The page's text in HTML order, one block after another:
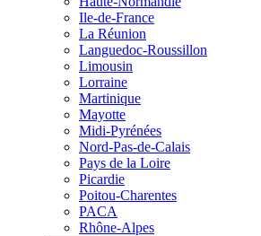
Ile-de-France
La Réunion
Languedoc-Roussillon
Limousin
Lorraine
Martinique
Mayotte
Midi-Pyrénées
Nord-Pas-de-Calais
Pays de la Loire
Picardie
Poitou-Charentes
PACA
Rhône-Alpes